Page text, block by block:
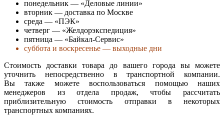
понедельник — «Деловые линии»
вторник — доставка по Москве
среда — «ПЭК»
четверг — «Желдорэкспедиция»
пятница — «Байкал-Сервис»
суббота и воскресенье — выходные дни
Стоимость доставки товара до вашего города вы можете
уточнить непосредственно в транспортной компании.
Вы также можете воспользоваться помощью наших
менеджеров из отдела продаж, чтобы рассчитать
приблизительную стоимость отправки в некоторых
транспортных компаниях.